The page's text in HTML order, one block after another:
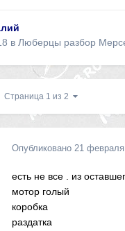
в Люберцы разбор
Страница 1 из 2
Опубликовано 21
есть не все . из
мотор голый
коробка
раздатка